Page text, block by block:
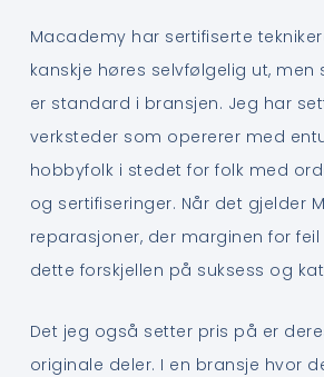
Macademy har sertifiserte
kanskje høres selvfølgelig ut, men
er standard i bransjen. Jeg har
verksteder som opererer med
hobbyfolk i stedet for folk med
og sertifiseringer. Når det gjelder
reparasjoner, der marginen for feil
dette forskjellen på suksess og
Det jeg også setter pris på er
originale deler. I en bransje hvor